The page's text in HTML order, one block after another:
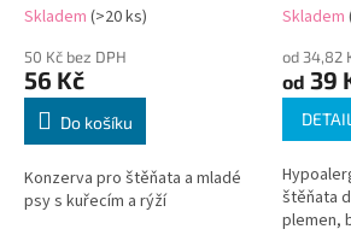
Skladem (>20 ks)
50 Kč bez DPH
56 Kč
Do košíku
Konzerva pro štěňata a mladé
psy s kuřecím a rýží
Skladem
od 34,82
od 39
DETAIL
štěňata
plemen,